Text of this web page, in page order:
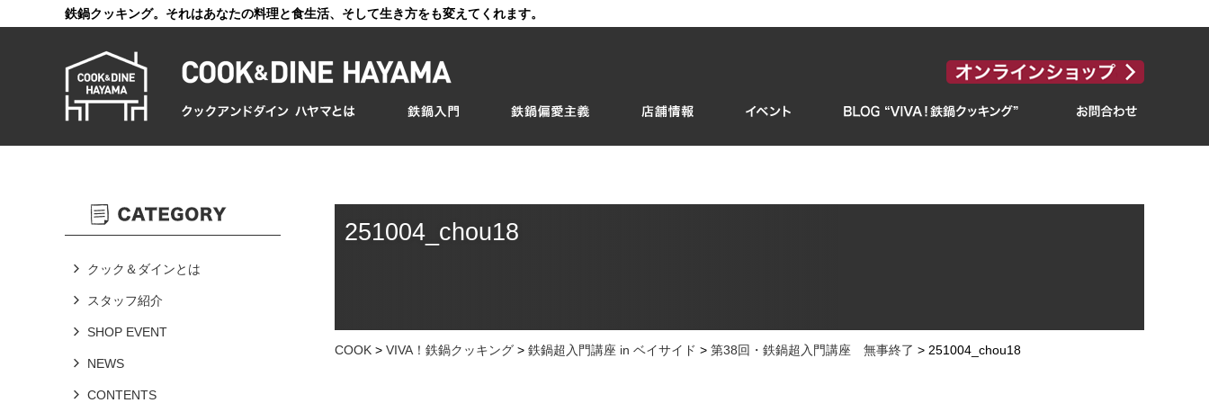
鉄鍋クッキング。それはあなたの料理と食生活、そして生き方をも変えてくれます。
251004_chou18
COOK > VIVA！鉄鍋クッキング > 鉄鍋超入門講座 in ベイサイド > 第38回・鉄鍋超入門講座 無事終了 > 251004_chou18
クック＆ダインとは
スタッフ紹介
SHOP EVENT
NEWS
CONTENTS